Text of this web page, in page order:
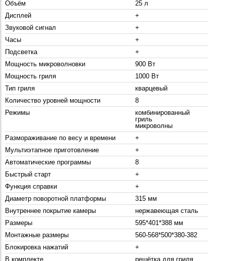
Объём
25 л
Дисплей
+
Звуковой сигнал
+
Часы
+
Подсветка
+
Мощность микроволновки
900 Вт
Мощность гриля
1000 Вт
Тип гриля
кварцевый
Количество уровней мощности
8
Режимы
комбинированный
гриль
микроволны
Размораживание по весу и времени
+
Мультиэтапное приготовление
+
Автоматические программы
8
Быстрый старт
+
Функция справки
+
Диаметр поворотной платформы
315 мм
Внутреннее покрытие камеры
нержавеющая сталь
Размеры
595*401*388 мм
Монтажные размеры
560-568*500*380-382
Блокировка нажатий
+
В комплекте
решётка для гриля